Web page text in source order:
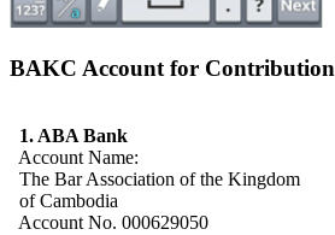
BAKC Account for Contribution
1. ABA Bank
Account Name:
The Bar Association of the Kingdom
of Cambodia
Account No. 000629050